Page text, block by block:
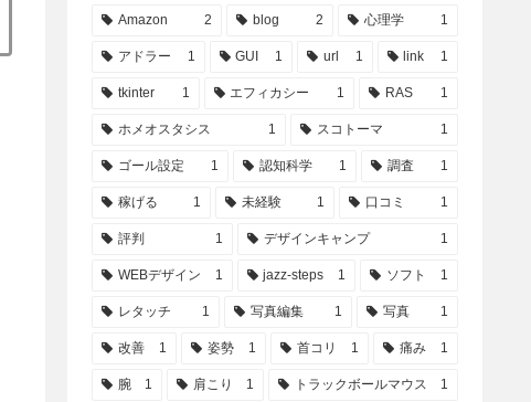
Amazon 2 blog 2 心理学 1
アドラー 1 GUI 1 url 1 link 1
tkinter 1 エフィカシー 1 RAS 1
ホメオスタシス 1 スコトーマ 1
ゴール設定 1 認知科学 1 調査 1
稼げる 1 未経験 1 口コミ 1
評判 1 デザインキャンプ 1
WEBデザイン 1 jazz-steps 1 ソフト 1
レタッチ 1 写真編集 1 写真 1
改善 1 姿勢 1 首コリ 1 痛み 1
腕 1 肩こり 1 トラックボールマウス 1